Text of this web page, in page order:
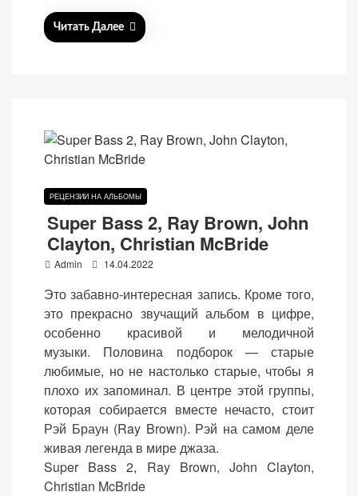
Читать Далее
РЕЦЕНЗИИ НА АЛЬБОМЫ
Super Bass 2, Ray Brown, John
Clayton, Christian McBride
Admin
s
t
e
o
n
14.04.2022
Это забавно-интересная запись. Кроме того,
это прекрасно звучащий альбом в цифре,
особенно красивой и мелодичной
музыки. Половина подборок — старые
любимые, но не настолько старые, чтобы я
плохо их запоминал. В центре этой группы,
которая собирается вместе нечасто, стоит
Рэй Браун (Ray Brown). Рэй на самом деле
живая легенда в мире джаза.
Super Bass 2, Ray Brown, John Clayton,
Christian McBride